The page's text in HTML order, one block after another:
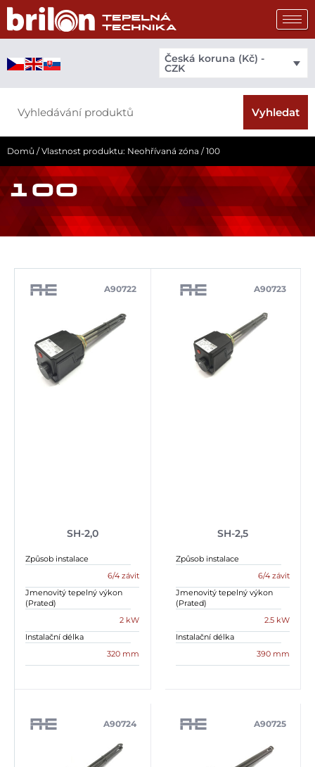
Přeskočit
obsah
Česká koruna (Kč) -
CZK
Vyhledat
Domů / Vlastnost produktu: Neohřívaná zóna / 100
100
SH-2,0
A90722
Způsob instalace
6/4 závit
Jmenovitý tepelný výkon
(Prated)
2 kW
Instalační délka
320 mm
SH-2,5
A90723
Způsob instalace
6/4 závit
Jmenovitý tepelný výkon
(Prated)
2.5 kW
Instalační délka
390 mm
A90724 A90725